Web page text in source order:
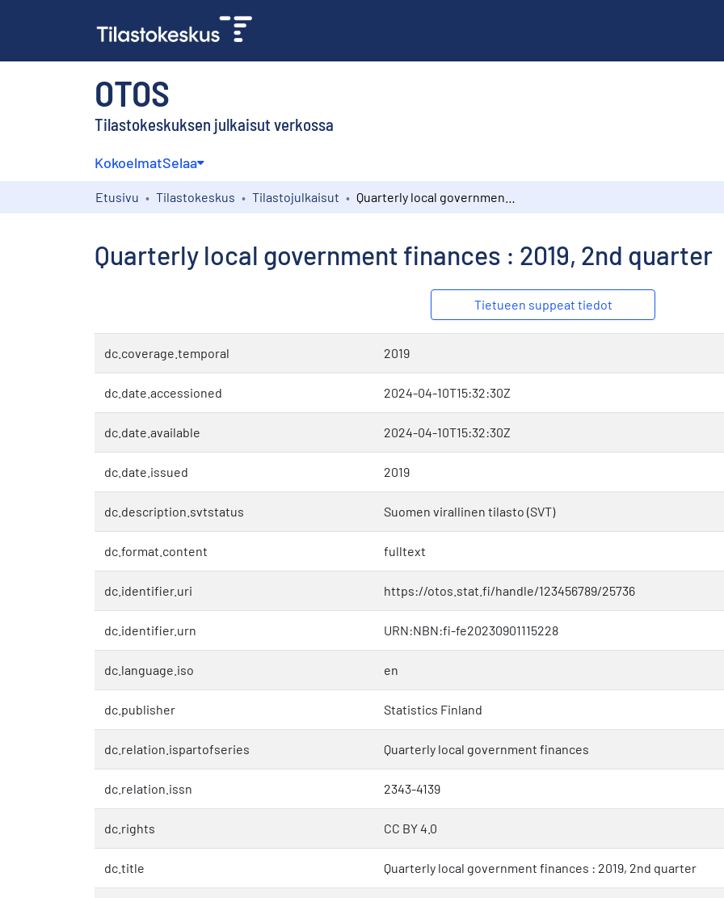
OTOS
Tilastokeskuksen julkaisut verkossa
KokoelmatSelaa
Etusivu Tilastokeskus Tilastojulkaisut
Quarterly local government finances : 2019, 2nd quarter
Tietueen suppeat tiedot
dc.coverage.temporal 2019
dc.date.accessioned 2024-04-10T15:32:30Z
dc.date.available 2024-04-10T15:32:30Z
dc.date.issued 2019
dc.description.svtstatus Suomen virallinen tilasto (SVT)
dc.format.content fulltext
dc.identifier.uri https://otos.stat.fi/handle/123456789/25736
dc.identifier.urn URN:NBN:fi-fe20230901115228
dc.language.iso en
dc.publisher Statistics Finland
dc.relation.ispartofseries Quarterly local government finances
dc.relation.issn 2343-4139
dc.rights CC BY 4.0
dc.title Quarterly local government finances : 2019, 2nd quarter